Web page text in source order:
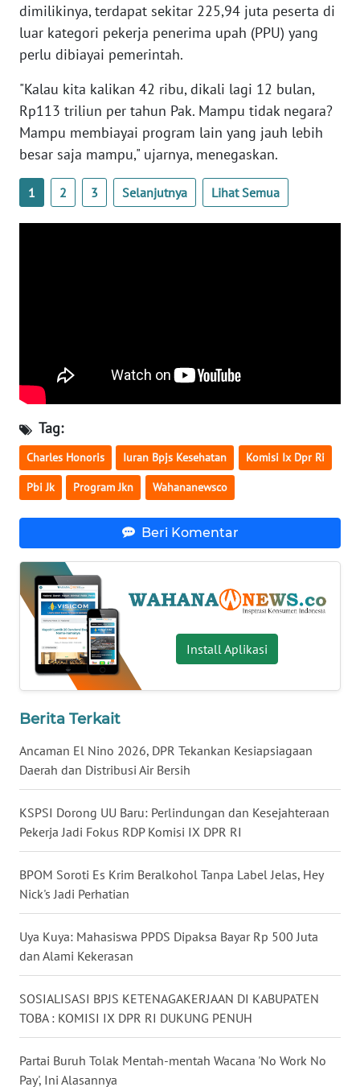
dimilikinya, terdapat sekitar 225,94 juta peserta di
luar kategori pekerja penerima upah (PPU) yang
perlu dibiayai pemerintah.
"Kalau kita kalikan 42 ribu, dikali lagi 12 bulan,
Rp113 triliun per tahun Pak. Mampu tidak negara?
Mampu membiayai program lain yang jauh lebih
besar saja mampu," ujarnya, menegaskan.
1 2 3 Selanjutnya Lihat Semua
Tag:
Charles Honoris Iuran Bpjs Kesehatan Komisi Ix Dpr Ri
Pbi Jk Program Jkn Wahananewsco
Beri Komentar
Install Aplikasi
Berita Terkait
Ancaman El Nino 2026, DPR Tekankan Kesiapsiagaan
Daerah dan Distribusi Air Bersih
KSPSI Dorong UU Baru: Perlindungan dan Kesejahteraan
Pekerja Jadi Fokus RDP Komisi IX DPR RI
BPOM Soroti Es Krim Beralkohol Tanpa Label Jelas, Hey
Nick's Jadi Perhatian
Uya Kuya: Mahasiswa PPDS Dipaksa Bayar Rp 500 Juta
dan Alami Kekerasan
SOSIALISASI BPJS KETENAGAKERJAAN DI KABUPATEN
TOBA : KOMISI IX DPR RI DUKUNG PENUH
Partai Buruh Tolak Mentah-mentah Wacana 'No Work No
Pay', Ini Alasannya
WN
BANTEN
NTT
WN
KEPRI
WN
SERAMBI
WN
JAMBI
NTB
WN
SULTENG
WN
WN
BABEL
WN
SUMBAR
WN
BENGKULU
LAMPUNG
JATENG